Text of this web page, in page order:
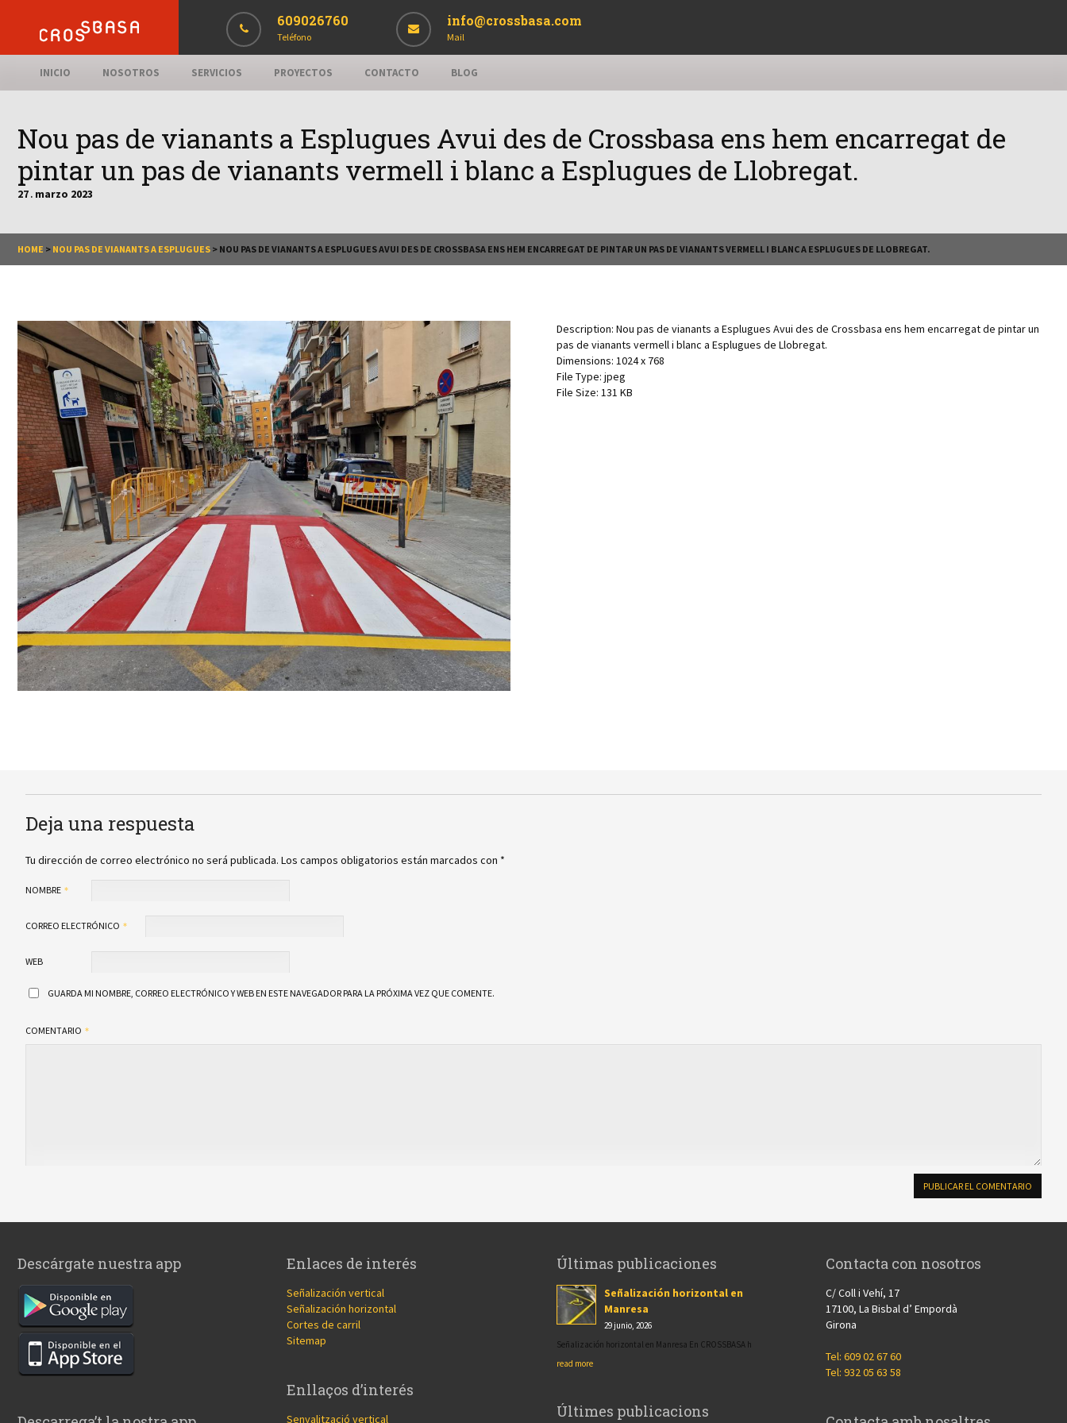
609026760
Teléfono
info@crossbasa.com
Mail
INICIO NOSOTROS SERVICIOS PROYECTOS CONTACTO BLOG
Nou pas de vianants a Esplugues Avui des de Crossbasa ens hem encarregat de
pintar un pas de vianants vermell i blanc a Esplugues de Llobregat.
27 . marzo 2023
HOME > NOU PAS DE VIANANTS A ESPLUGUES > NOU PAS DE VIANANTS A ESPLUGUES AVUI DES DE CROSSBASA ENS HEM ENCARREGAT DE PINTAR UN PAS DE VIANANTS VERMELL I BLANC A ESPLUGUES DE LLOBREGAT.
Description: Nou pas de vianants a Esplugues Avui des de Crossbasa ens hem encarregat de pintar un
pas de vianants vermell i blanc a Esplugues de Llobregat.
Dimensions: 1024 x 768
File Type: jpeg
File Size: 131 KB
Deja una respuesta
Tu dirección de correo electrónico no será publicada. Los campos obligatorios están marcados con *
NOMBRE
CORREO ELECTRÓNICO
WEB
GUARDA MI NOMBRE, CORREO ELECTRÓNICO Y WEB EN ESTE NAVEGADOR PARA LA PRÓXIMA VEZ QUE COMENTE.
COMENTARIO
Descárgate nuestra app Enlaces de interés
Señalización vertical
Señalización horizontal
Cortes de carril
Sitemap
Enllaços d’interés
Senyalització vertical
Últimas publicaciones
Señalización horizontal en
Manresa
29 junio, 2026
Señalización horizontal en Manresa En CROSSBASA h
read more
Últimes publicacions
Contacta con nosotros
C/ Coll i Vehí, 17
17100, La Bisbal d’ Empordà
Girona
Tel: 609 02 67 60
Tel: 932 05 63 58